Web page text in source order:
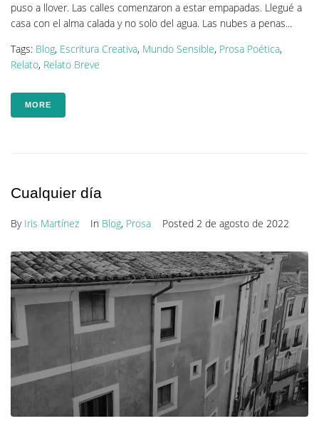
puso a llover. Las calles comenzaron a estar empapadas. Llegué a
casa con el alma calada y no solo del agua. Las nubes a penas...
Tags: Blog, Escritura Creativa, Mundo Sensible, Prosa Poética,
Relato, Relato Breve
MORE
Cualquier día
By Iris Martínez In Blog, Prosa Posted 2 de agosto de 2022